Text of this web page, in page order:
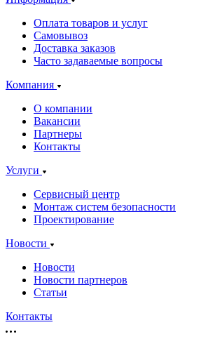
Оплата товаров и услуг
Самовывоз
Доставка заказов
Часто задаваемые вопросы
Компания
О компании
Вакансии
Партнеры
Контакты
Услуги
Сервисный центр
Монтаж систем безопасности
Проектирование
Новости
Новости
Новости партнеров
Статьи
Контакты